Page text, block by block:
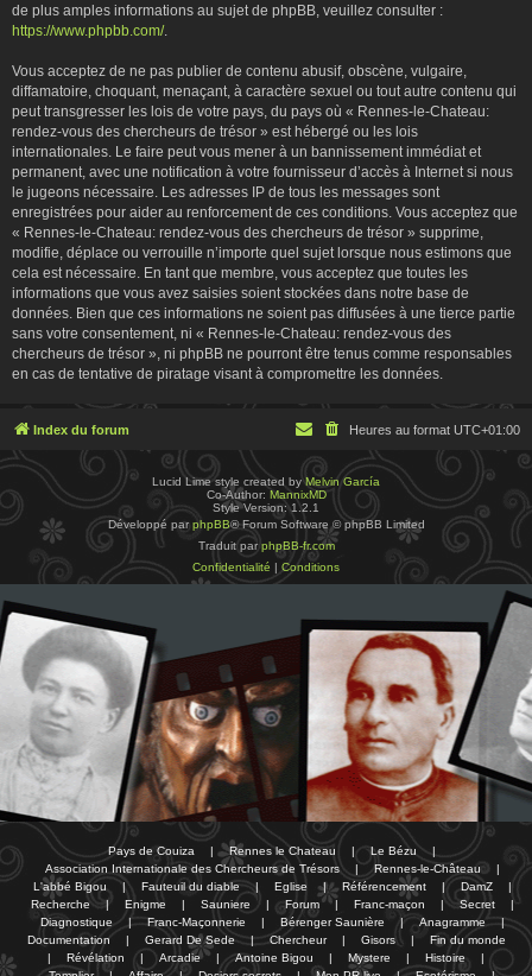
de plus amples informations au sujet de phpBB, veuillez consulter :
https://www.phpbb.com/.
Vous acceptez de ne pas publier de contenu abusif, obscène, vulgaire,
diffamatoire, choquant, menaçant, à caractère sexuel ou tout autre contenu qui
peut transgresser les lois de votre pays, du pays où « Rennes-le-Chateau:
rendez-vous des chercheurs de trésor » est hébergé ou les lois
internationales. Le faire peut vous mener à un bannissement immédiat et
permanent, avec une notification à votre fournisseur d’accès à Internet si nous
le jugeons nécessaire. Les adresses IP de tous les messages sont
enregistrées pour aider au renforcement de ces conditions. Vous acceptez que
« Rennes-le-Chateau: rendez-vous des chercheurs de trésor » supprime,
modifie, déplace ou verrouille n’importe quel sujet lorsque nous estimons que
cela est nécessaire. En tant que membre, vous acceptez que toutes les
informations que vous avez saisies soient stockées dans notre base de
données. Bien que ces informations ne soient pas diffusées à une tierce partie
sans votre consentement, ni « Rennes-le-Chateau: rendez-vous des
chercheurs de trésor », ni phpBB ne pourront être tenus comme responsables
en cas de tentative de piratage visant à compromettre les données.
Index du forum Heures au format UTC+01:00
Lucid Lime style created by Melvin García
Co-Author: MannixMD
Style Version: 1.2.1
Développé parphpBB® Forum Software © phpBB Limited
Traduit par phpBB-fr.com
Confidentialité | Conditions
Pays de Couiza | Rennes le Chateau | Le Bézu
|
Association Internationale des Chercheurs de Trésors
| Rennes-le-Château
|
L'abbé Bigou
| Fauteuil du diable | Eglise | Référencement | DamZ
|
Recherche
| Enigme | Sauniere | Forum | Franc-maçon | Secret
|
Diagnostique
| Franc-Maçonnerie | Bérenger Saunière | Anagramme
|
Documentation
| Gerard De Sede | Chercheur | Gisors |
Fin du monde
|
Révélation | Arcadie | Antoine Bigou | Mystere | Histoire
|